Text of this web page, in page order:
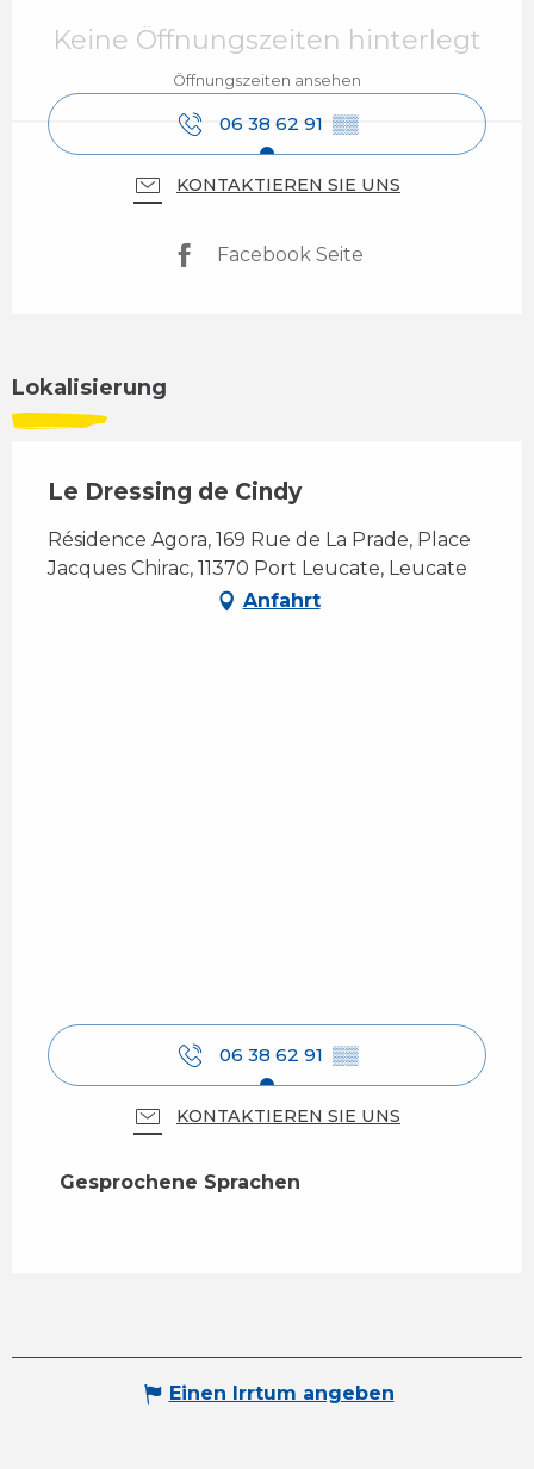
Keine Öffnungszeiten hinterlegt
Öffnungszeiten ansehen
06 38 62 91 ▒▒
KONTAKTIEREN SIE UNS
Facebook Seite
Lokalisierung
Le Dressing de Cindy
Résidence Agora, 169 Rue de La Prade, Place
Jacques Chirac, 11370 Port Leucate, Leucate
Anfahrt
06 38 62 91 ▒▒
KONTAKTIEREN SIE UNS
Gesprochene Sprachen
Gesprochene Sprachen
Einen Irrtum angeben